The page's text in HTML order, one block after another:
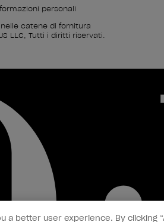
personali
catene di fornitura
LLC, Tutti i diritti riservati.
a better user experience. By clicking